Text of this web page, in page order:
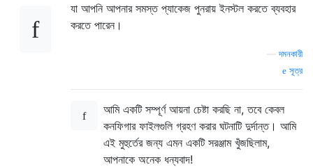
যা আপনি আপনার সমস্ত প্যাকেজ পুনরায় ইনস্টল করতে ব্যবহার
করতে পারেন।
—দমনকারী
সূত্র
আমি একটি সম্পূর্ণ আয়না চেষ্টা করছি না, তবে কেবল
কনফিগার ফাইলগুলি গ্রহণ করার ঘটনাটি দুর্দান্ত। আমি
এই মুহুর্তের জন্য এমন একটি সরঞ্জাম খুঁজছিলাম,
আপনাকে অনেক ধন্যবাদ!